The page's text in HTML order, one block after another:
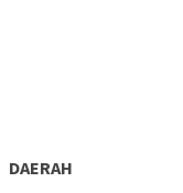
DAERAH